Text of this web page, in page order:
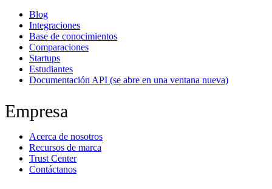
Blog
Integraciones
Base de conocimientos
Comparaciones
Startups
Estudiantes
Documentación API (se abre en una ventana nueva)
Empresa
Acerca de nosotros
Recursos de marca
Trust Center
Contáctanos